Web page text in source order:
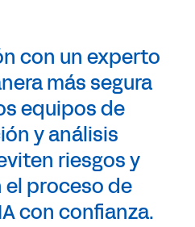
con un experto
más segura
equipos de
y análisis
riesgos y
el proceso de
con confianza.